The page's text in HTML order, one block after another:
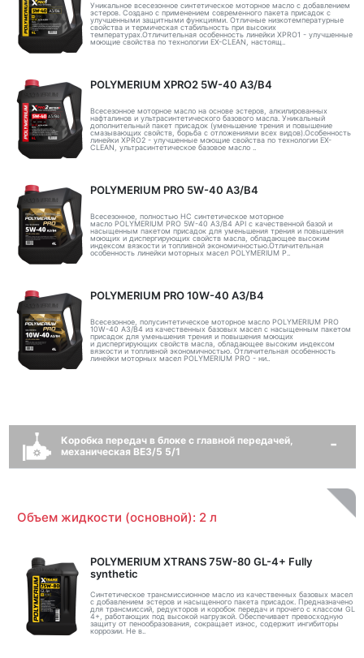
Уникальное всесезонное синтетическое моторное масло с добавлением
эстеров. Создано с применением современного пакета присадок с
улучшенными защитными функциями. Отличные низкотемпературные
свойства и термическая стабильность при высоких
температурах.Отличительная особенность линейки XPRO1 - улучшенные
моющие свойства по технологии EX-CLEAN, настоящ..
POLYMERIUM XPRO2 5W-40 A3/B4
Всесезонное моторное масло на основе эстеров, алкилированных
нафталинов и ультрасинтетического базового масла. Уникальный
дополнительный пакет присадок (уменьшение трения и повышение
смазывающих свойств, борьба с отложениями всех видов).Особенность
линейки XPRO2 - улучшенные моющие свойства по технологии EX-
CLEAN, ультрасинтетическое базовое масло ..
POLYMERIUM PRO 5W-40 A3/B4
Всесезонное, полностью HC синтетическое моторное
масло POLYMERIUM PRO 5W-40 A3/B4 API с качественной базой и
насыщенным пакетом присадок для уменьшения трения и повышения
моющих и диспергирующих свойств масла, обладающее высоким
индексом вязкости и топливной экономичностью.Отличительная
особенность линейки моторных масел POLYMERIUM P..
POLYMERIUM PRO 10W-40 A3/B4
Всесезонное, полусинтетическое моторное масло POLYMERIUM PRO
10W-40 A3/B4 из качественных базовых масел с насыщенным пакетом
присадок для уменьшения трения и повышения моющих
и диспергирующих свойств масла, обладающее высоким индексом
вязкости и топливной экономичностью. Отличительная особенность
линейки моторных масел POLYMERIUM PRO - ни..
Коробка передач в блоке с главной передачей,
механическая BE3/5 5/1
Объем жидкости (основной): 2 л
POLYMERIUM XTRANS 75W-80 GL-4+ Fully
synthetic
Синтетическое трансмиссионное масло из качественных базовых масел
с добавлением эстеров и насыщенного пакета присадок. Предназначено
для трансмиссий, редукторов и коробок передач и прочего с классом GL
4+, работающих под высокой нагрузкой. Обеспечивает превосходную
защиту от пенообразования, сокращает износ, содержит ингибиторы
коррозии. Не в..